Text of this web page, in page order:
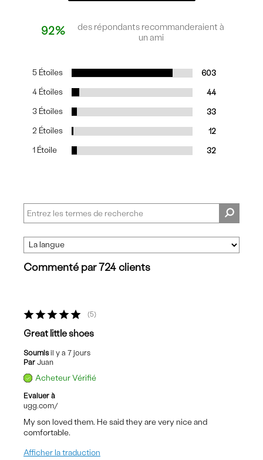
92%
des répondants recommanderaient à
un ami
5 Étoiles 603
4 Étoiles 44
3 Étoiles 33
2 Étoiles 12
1 Étoile 32
Commenté par 724 clients
5
Great little shoes
Soumisil y a 7 jours
Par Juan
Acheteur Vérifié
Evaluer à
ugg.com/
My son loved them. He said they are very nice and
comfortable.
Afficher la traduction